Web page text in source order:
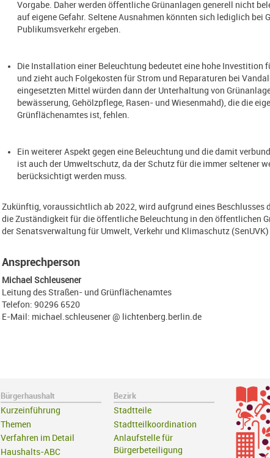
Vorgabe. Daher werden öffentliche Grünanlagen generell nicht
auf eigene Gefahr. Seltene Ausnahmen könnten sich lediglich bei
Publikumsverkehr ergeben.
Die Installation einer Beleuchtung bedeutet eine hohe Investition
und zieht auch Folgekosten für Strom und Reparaturen bei
eingesetzten Mittel würden dann der Unterhaltung von
bewässerung, Gehölzpflege, Rasen- und Wiesenmahd), die die
Grünflächenamtes ist, fehlen.
Ein weiterer Aspekt gegen eine Beleuchtung und die damit
ist auch der Umweltschutz, da der Schutz für die immer seltener
berücksichtigt werden muss.
Zukünftig, voraussichtlich ab 2022, wird aufgrund eines Beschlusses
die Zuständigkeit für die öffentliche Beleuchtung in den öffentlichen
der Senatsverwaltung für Umwelt, Verkehr und Klimaschutz
Ansprechperson
Michael Schleusener
Leitung des Straßen- und Grünflächenamtes
Telefon: 90296 6520
E-Mail: michael.schleusener @ lichtenberg.berlin.de
Bürgerhaushalt
Kurzeinführung
Themen
Verfahren im Detail
Haushalts-ABC
Bezirk
Stadtteile
Stadtteilkoordination
Anlaufstelle für
Bürgerbeteiligung